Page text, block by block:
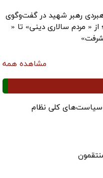
رهبر شهید در گفت‌وگوی
از « مردم سالاری دینی» تا «
مشاهده همه
سیاست‌های کلی نظام